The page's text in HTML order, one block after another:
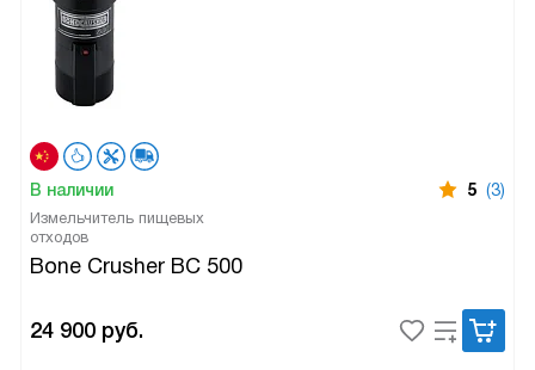
В наличии 5 (3)
Измельчитель пищевых
отходов
Bone Crusher BC 500
24 900 руб.